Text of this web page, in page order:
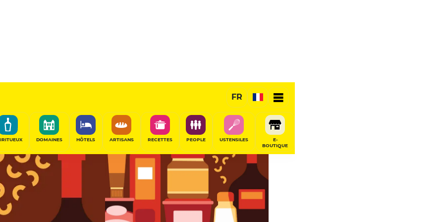
FR
DOMAINES HÔTELS ARTISANS RECETTES PEOPLE USTENSILES
E-
BOUTIQUE